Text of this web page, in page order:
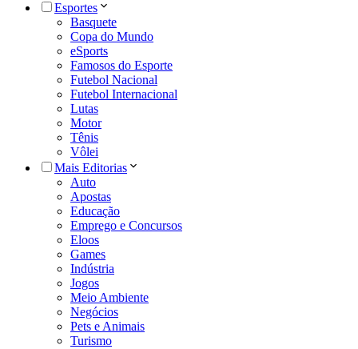
Esportes
Basquete
Copa do Mundo
eSports
Famosos do Esporte
Futebol Nacional
Futebol Internacional
Lutas
Motor
Tênis
Vôlei
Mais Editorias
Auto
Apostas
Educação
Emprego e Concursos
Eloos
Games
Indústria
Jogos
Meio Ambiente
Negócios
Pets e Animais
Turismo